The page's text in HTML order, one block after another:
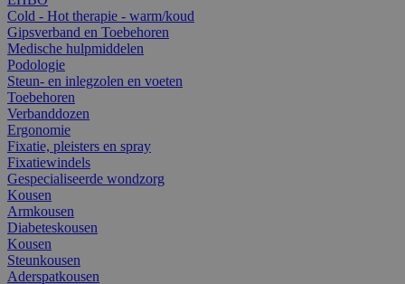
Cold - Hot therapie - warm/koud
Gipsverband en Toebehoren
Medische hulpmiddelen
Podologie
Steun- en inlegzolen en voeten
Toebehoren
Verbanddozen
Ergonomie
Fixatie, pleisters en spray
Fixatiewindels
Gespecialiseerde wondzorg
Kousen
Armkousen
Diabeteskousen
Kousen
Steunkousen
Aderspatkousen